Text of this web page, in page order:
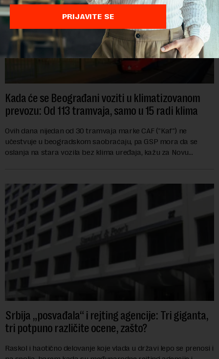
Kada će se Beograđani voziti u klimatizovanom
prevozu: Od 113 tramvaja, samo u 15 radi klima
Ovih dana nijedan od 30 tramvaja marke CAF ("Kaf") ne
učestvuje u beogradskom saobraćaju, pa GSP mora da se
oslanja na stara vozila bez klima uređaja, kažu za Novu
Srbija „posvađala“ i rejting agencije: Tri giganta,
tri potpuno različite ocene, zašto?
Raskol i haotično delovanje koje vlada u državi lepo se prenosi i
PRIJAVITE SE